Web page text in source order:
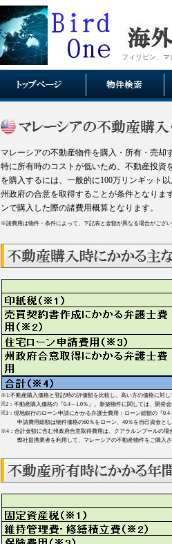
フィリピン、
マレーシアの不動産物件を購入・所有・売却
特に所有時のコストが低いため、不動産投資
を購入するには、一般的に100万リンギット
州政府の合意を取得することが条件となりま
ンで購入した際の諸費用概算となります。
※諸費用は物件・条件によって、下記表と金額が異なる場合がござ
※1:不動産購入価格と登記時の評価額を比較し、高い方の価格に対し
※2：不動産購入価格の『0.4～1.0％』。新築物件に関しては、開発
※3：現地銀行のローン申請にかかる弁護士費用：ローン総額の『0.4
申請費用総額は物件価格の60％をローン、40％を自己資金とし
※4：合計金額に含む州政府合意取得費用は、クアラルンプールの場
弊社提携業者を利用して、マレーシアの不動産物件をご購入さ